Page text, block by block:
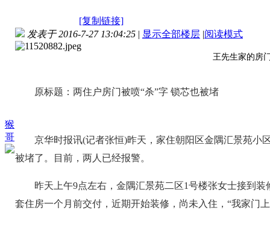
[复制链接]
猴
哥
发表于 2016-7-27 13:04:25 | 显示全部楼层 |阅读模式
王先生家的房
原标题：两住户房门被喷“杀”字 锁芯也被堵
京华时报讯(记者张恒)昨天，家住朝阳区金隅汇景苑小
被堵了。目前，两人已经报警。
昨天上午9点左右，金隅汇景苑二区1号楼张女士接到装
套住房一个月前交付，近期开始装修，尚未入住，“我家门